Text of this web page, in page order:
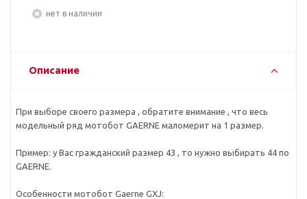
Нет в наличии
Описание
При выборе своего размера , обратите внимание , что весь
модельный ряд мотобот GAERNE маломерит на 1 размер.
Пример: у Вас гражданский размер 43 , то нужно выбирать 44 по
GAERNE.
Особенности мотобот Gaerne GXJ: